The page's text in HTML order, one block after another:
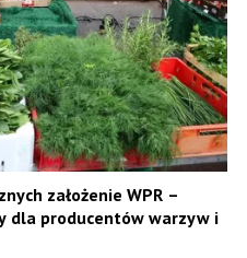
założenie WPR –
dla producentów warzyw i